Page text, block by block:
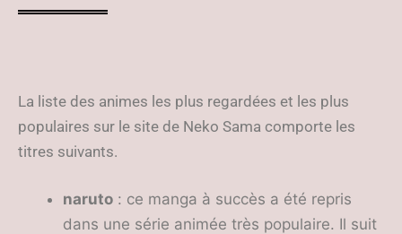
La liste des animes les plus regardées et les plus
populaires sur le site de Neko Sama comporte les
titres suivants.
naruto : ce manga à succès a été repris
dans une série animée très populaire. Il suit